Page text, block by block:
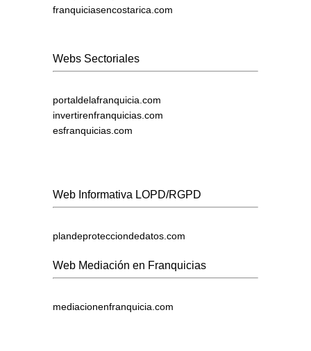
franquiciasencostarica.com
Webs Sectoriales
portaldelafranquicia.com
invertirenfranquicias.com
esfranquicias.com
Web Informativa LOPD/RGPD
plandeprotecciondedatos.com
Web Mediación en Franquicias
mediacionenfranquicia.com